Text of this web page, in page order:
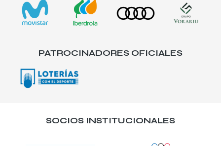
PATROCINADORES OFICIALES
SOCIOS INSTITUCIONALES